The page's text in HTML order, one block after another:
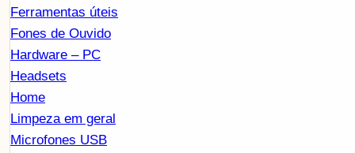
Ferramentas úteis
Fones de Ouvido
Hardware – PC
Headsets
Home
Limpeza em geral
Microfones USB